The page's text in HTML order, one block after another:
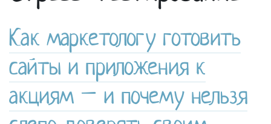
Как маркетологу готовить
сайты и приложения к
акциям – и почему нельзя